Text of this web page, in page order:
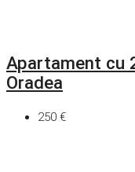
Apartament cu
Oradea
250 €